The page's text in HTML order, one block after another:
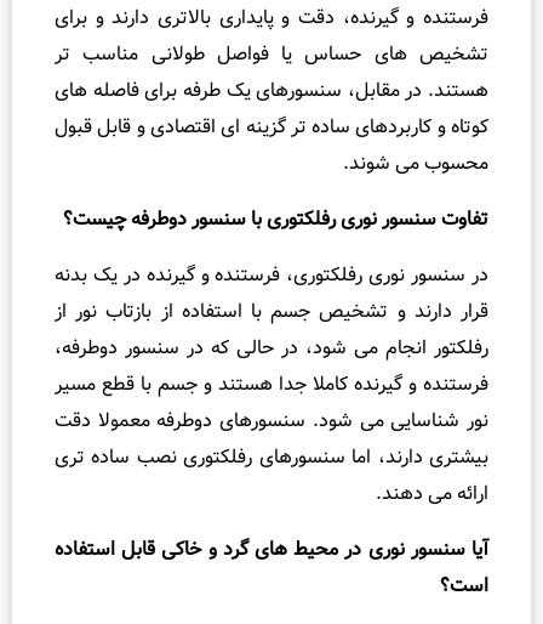
دقت و پایداری بالاتری دارند و برای
حساس یا فواصل طولانی مناسب‌ تر
سنسورهای یک‌ طرفه برای فاصله‌ های
ساده‌ تر گزینه‌ ای اقتصادی و قابل‌ قبول
نوری رفلکتوری با سنسور دوطرفه چیست؟
رفلکتوری، فرستنده و گیرنده در یک بدنه
تشخیص جسم با استفاده از بازتاب نور از
می‌ شود، در حالی که در سنسور دوطرفه،
کاملا جدا هستند و جسم با قطع مسیر
می‌ شود. سنسورهای دوطرفه معمولا دقت
اما سنسورهای رفلکتوری نصب ساده‌ تری
در محیط‌ های گرد و خاکی قابل استفاده